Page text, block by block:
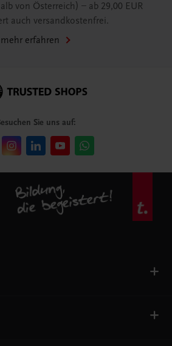
von Österreich) – ab 29,00 EUR
auch versandkostenfrei.
mehr erfahren
Sie uns auf: